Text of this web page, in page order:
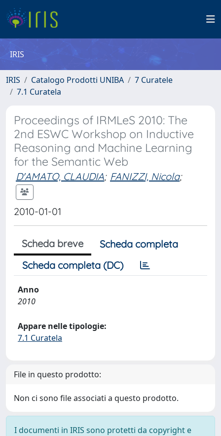
IRIS
IRIS Catalogo Prodotti UNIBA
7 Curatele
7.1 Curatela
Proceedings of IRMLeS 2010: The
2nd ESWC Workshop on Inductive
Reasoning and Machine Learning
for the Semantic Web
D'AMATO, CLAUDIA; FANIZZI, Nicola;
2010-01-01
Scheda breve
Scheda completa
Scheda completa (DC)
Anno
2010
Appare nelle tipologie:
7.1 Curatela
File in questo prodotto:
Non ci sono file associati a questo prodotto.
I documenti in IRIS sono protetti da copyright e